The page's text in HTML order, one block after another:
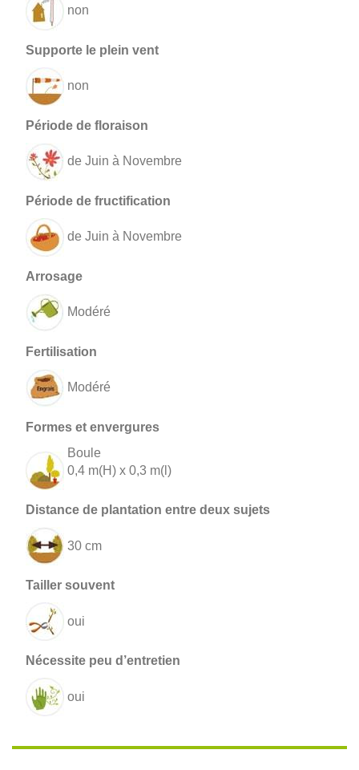
non
non
de Juin à Novembre
de Juin à Novembre
Modéré
Modéré
Boule
0,4 m(H) x 0,3 m(l)
30 cm
oui
oui